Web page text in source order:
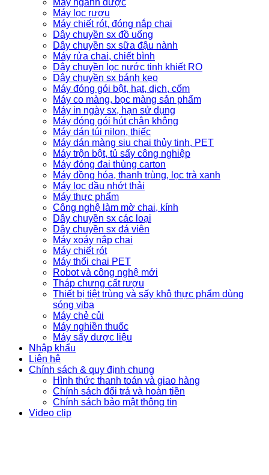
Máy ngành dược
Máy lọc rượu
Máy chiết rót, đóng nắp chai
Dây chuyền sx đồ uống
Dây chuyền sx sữa đậu nành
Máy rửa chai, chiết bình
Dây chuyền lọc nước tinh khiết RO
Dây chuyền sx bánh kẹo
Máy đóng gói bột, hạt, dịch, cốm
Máy co màng, bọc màng sản phẩm
Máy in ngày sx, hạn sử dụng
Máy đóng gói hút chân không
Máy dán túi nilon, thiếc
Máy dán màng siu chai thủy tinh, PET
Máy trộn bột, tủ sấy công nghiệp
Máy đóng đai thùng carton
Máy đồng hóa, thanh trùng, lọc trà xanh
Máy lọc dầu nhớt thải
Máy thực phẩm
Công nghệ làm mờ chai, kính
Dây chuyền sx các loại
Dây chuyền sx đá viên
Máy xoáy nắp chai
Máy chiết rót
Máy thổi chai PET
Robot và công nghệ mới
Tháp chưng cất rượu
Thiết bị tiệt trùng và sấy khô thực phẩm dùng
sóng viba
Máy chẻ củi
Máy nghiền thuốc
Máy sấy dược liệu
Nhập khẩu
Liên hệ
Chính sách & quy định chung
Hình thức thanh toán và giao hàng
Chính sách đổi trả và hoàn tiền
Chính sách bảo mật thông tin
Video clip